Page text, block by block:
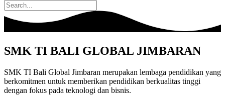
SMK TI BALI GLOBAL JIMBARAN
SMK TI Bali Global Jimbaran merupakan lembaga pendidikan yang
berkomitmen untuk memberikan pendidikan berkualitas tinggi
dengan fokus pada teknologi dan bisnis.